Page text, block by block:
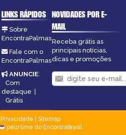
LINKS RÁPIDOS
Sobre
EncontraPalmas
Fale com o
EncontraPalmas
ANUNCIE:
Com
destaque |
Grátis
NOVIDADES POR E-
MAIL
Receba grátis as
principais notícias,
dicas e promoções
Privacidade
Sitemap
pelo time do EncontraBrasil